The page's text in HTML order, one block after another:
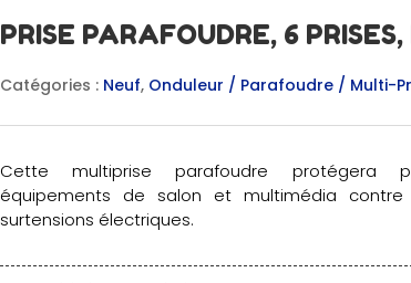
PRISE PARAFOUDRE, 6 PRISES,
Catégories : Neuf, Onduleur / Parafoudre / Multi-
Cette multiprise parafoudre protégera
équipements de salon et multimédia
surtensions électriques.